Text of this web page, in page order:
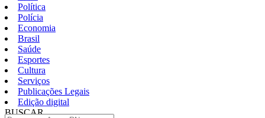
Política
Polícia
Economia
Brasil
Saúde
Esportes
Cultura
Serviços
Publicações Legais
Edição digital
BUSCAR